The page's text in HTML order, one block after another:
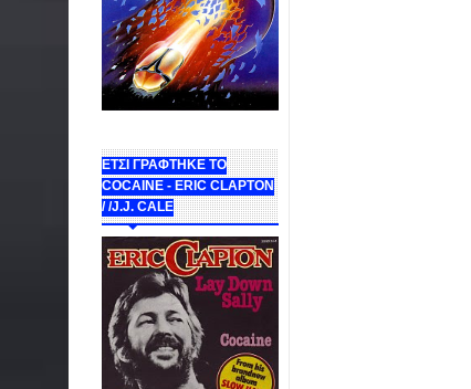
ΕΤΣΙ ΓΡΑΦΤΗΚΕ ΤΟ
COCAINE - ERIC CLAPTON
/ /J.J. CALE